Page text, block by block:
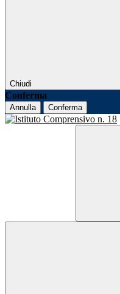
Chiudi
Conferma
Annulla Conferma